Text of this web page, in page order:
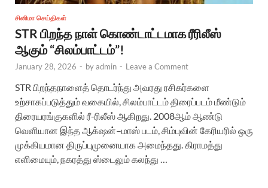
சினிமா செய்திகள்
STR பிறந்த நாள் கொண்டாட்டமாக ரீரிலீஸ்
ஆகும் “சிலம்பாட்டம்”!
January 28, 2026 - byadmin - Leave a Comment
STR பிறந்தநாளைத் தொடர்ந்து அவரது ரசிகர்களை
உற்சாகப்படுத்தும் வகையில், சிலம்பாட்டம் திரைப்படம் மீண்டும்
திரையரங்குகளில் ரீ-ரிலீஸ் ஆகிறது. 2008ஆம் ஆண்டு
வெளியான இந்த ஆக்‌ஷன்–மாஸ் படம், சிம்புவின் கேரியரில் ஒரு
முக்கியமான திருப்புமுனையாக அமைந்தது. கிராமத்து
எளிமையும், நகரத்து ஸ்டைலும் கலந்து …